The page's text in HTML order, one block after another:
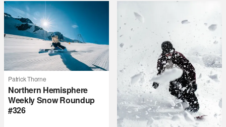
Patrick Thorne
Northern Hemisphere
Weekly Snow Roundup
#326